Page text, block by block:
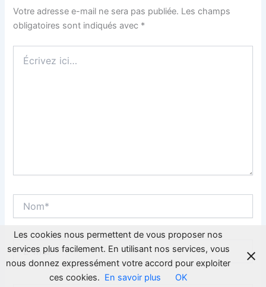
Votre adresse e-mail ne sera pas publiée. Les champs
obligatoires sont indiqués avec *
ici…
Les cookies nous permettent de vous proposer nos
services plus facilement. En utilisant nos services, vous
nous donnez expressément votre accord pour exploiter
ces cookies. En savoir plus OK